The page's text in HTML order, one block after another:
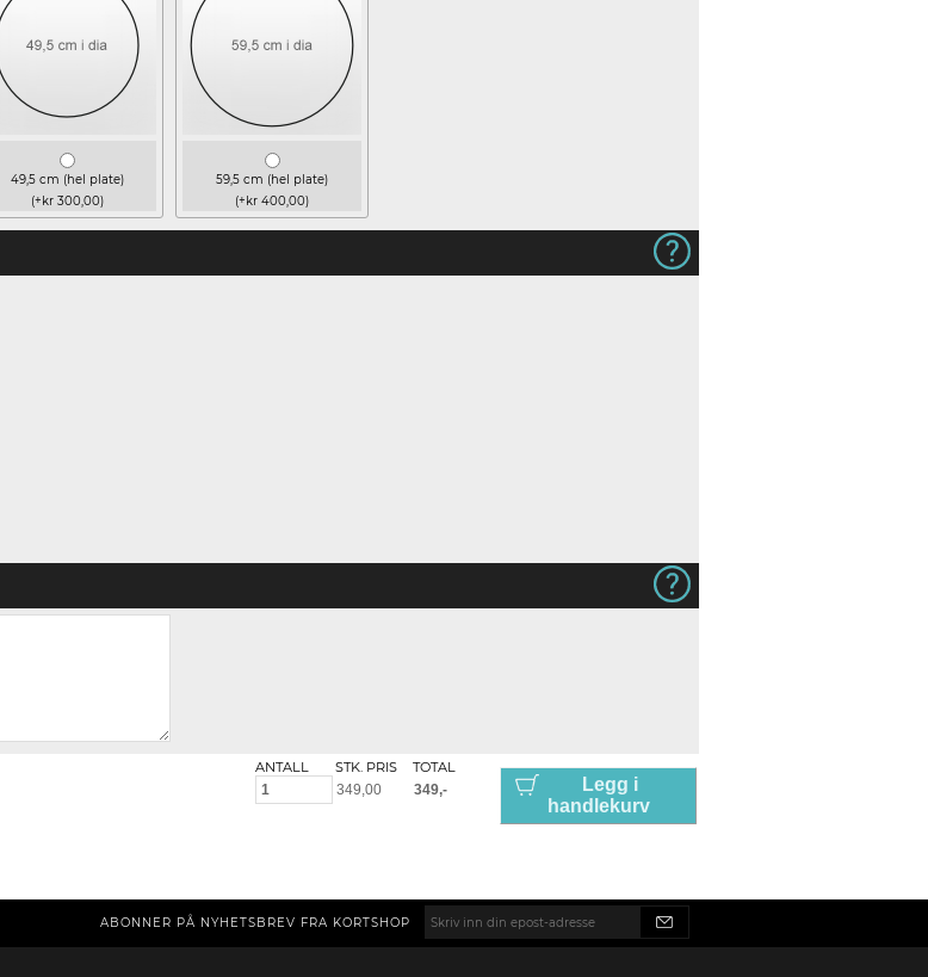
49,5 cm (hel plate)
(+kr 300,00)
59,5 cm (hel plate)
(+kr 400,00)
ANTALL STK. PRIS TOTAL
Legg i
handlekurv
ABONNER PÅ NYHETSBREV FRA KORTSHOP